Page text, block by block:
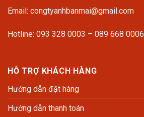
Email: congtyanhbanmai@gmail.com
Hotline: 093 328 0003 – 089 668 0006
HỖ TRỢ KHÁCH HÀNG
Hướng dẫn đặt hàng
Hướng dẫn thanh toán